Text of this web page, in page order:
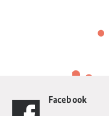
Facebook